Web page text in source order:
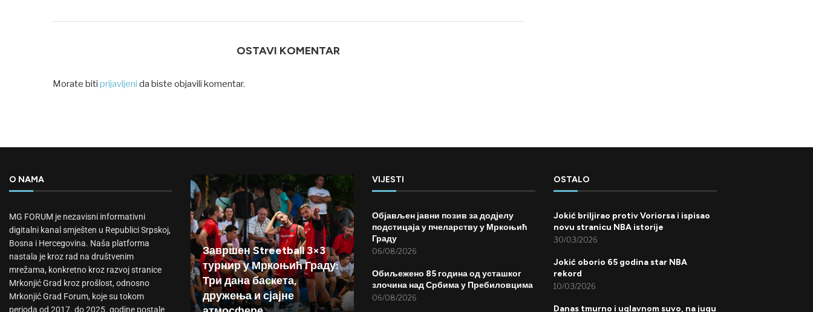
OSTAVI KOMENTAR
Morate biti prijavljeni da biste objavili komentar.
O NAMA
MG FORUM je nezavisni informativni
digitalni kanal smješten u Republici Srpskoj,
Bosna i Hercegovina. Naša platforma
nastala je kroz rad na društvenim
mrežama, konkretno kroz razvoj stranice
Mrkonjić Grad kroz prošlost, odnosno
Mrkonjić Grad Forum, koje su tokom
perioda od 2017. do 2025. godine postale
Завршен Streetball 3×3
турнир у Мркоњић Граду:
Три дана баскета,
дружења и сјајне
VIJESTI
Објављен јавни позив за додјелу
подстицаја у пчеларству у Мркоњић
Граду
06/08/2026
Обиљежено 85 година од усташког
злочина над Србима у Пребиловцима
06/08/2026
OSTALO
Jokić briljirao protiv Voriorsa i ispisao
novu stranicu NBA istorije
30/03/2026
Jokić oborio 65 godina star NBA
rekord
10/03/2026
Danas tmurno i uglavnom suvo, na jugu